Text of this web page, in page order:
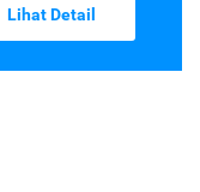
Lihat Detail